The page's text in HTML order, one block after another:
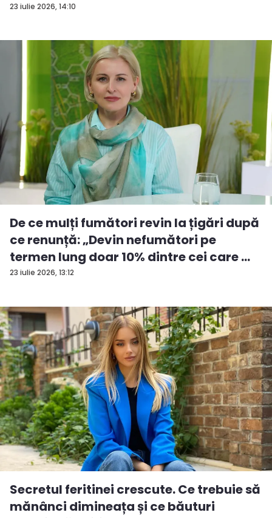
23 iulie 2026, 14:10
23 iulie 2026, 13:12
De ce mulți fumători revin la țigări după
ce renunță: „Devin nefumători pe
termen lung doar 10% dintre cei care ...
Secretul feritinei crescute. Ce trebuie să
mănânci dimineața și ce băuturi